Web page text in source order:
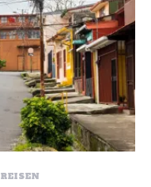
REISEN